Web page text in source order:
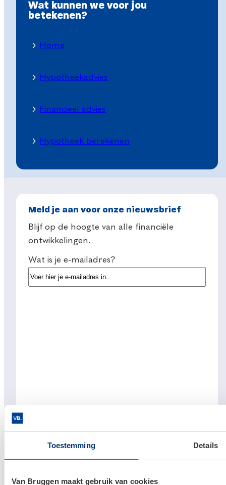
Toestemming Details
Van Bruggen maakt gebruik van cookies
Wat kunnen we voor jou
betekenen?
Home
Hypotheekadvies
Financieel advies
Hypotheek berekenen
Meld je aan voor onze nieuwsbrief
Blijf op de hoogte van alle financiële
ontwikkelingen.
Wat is je e-mailadres?